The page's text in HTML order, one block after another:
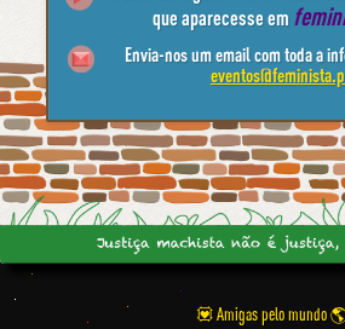
que aparecesse em
Envia-nos um email com toda a
💟 Amigas pelo mundo